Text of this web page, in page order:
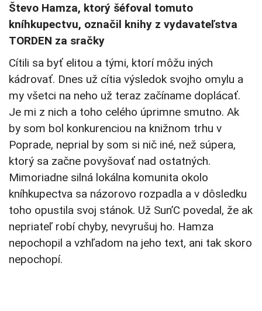
Števo Hamza, ktorý šéfoval tomuto
kníhkupectvu, označil knihy z vydavateľstva
TORDEN za sračky
Cítili sa byť elitou a tými, ktorí môžu iných
kádrovať. Dnes už cítia výsledok svojho omylu a
my všetci na neho už teraz začíname doplácať.
Je mi z nich a toho celého úprimne smutno. Ak
by som bol konkurenciou na knižnom trhu v
Poprade, neprial by som si nič iné, než súpera,
ktorý sa začne povyšovať nad ostatných.
Mimoriadne silná lokálna komunita okolo
kníhkupectva sa názorovo rozpadla a v dôsledku
toho opustila svoj stánok. Už Sun’C povedal, že ak
nepriateľ robí chyby, nevyrušuj ho. Hamza
nepochopil a vzhľadom na jeho text, ani tak skoro
nepochopí.